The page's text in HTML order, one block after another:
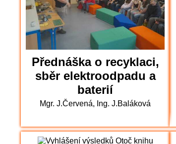
Přednáška o recyklaci,
sběr elektroodpadu a
baterií
Mgr. J.Červená, Ing. J.Baláková